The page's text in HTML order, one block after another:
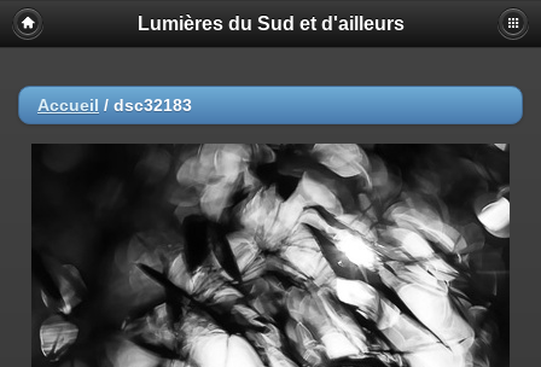
Lumières du Sud et d'ailleurs
Accueil / dsc32183